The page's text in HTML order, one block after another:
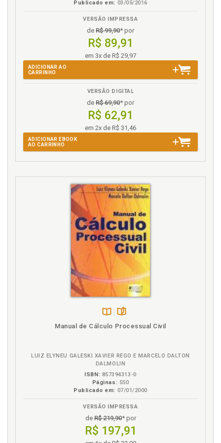
massa e o emprego de padrões decisórios no Brasil,
Fragilidades da teorização sobre precedentes na
atividade jurisdicional brasileira, p. 247
Habermas. Notas conceituais sobre legitimidade em
Habermas. Teoria discursiva do direito de Jürgen
Habermas, p. 128
Hermenêutica. Reconstrução do constitucionalismo
na interpretação jurídica do estado democrático, p.
Implementação de técnicas com precedentes
judiciais na solução de demandas de massa, p. 223
Improcedência. Sentença liminar de improcedência
e súmula obstativa de recurso, p. 180
Incidente de resolução de demandas repetitivas, p.
Influência do neoliberalismo na reconstrução do
processo jurisdicional brasileiro, p. 95
Instrumentos destinados a alcançar maior
estabilidade para as decisões judiciais, direcionados
Inteligência artificial. Notas sobre o emprego da
Interpretação jurídica. Confronto de paradigmas, p.
Juizados Especiais Federais. Pedido de
uniformização nos Juizados Especiais Federais, p.
Publicado em: 03/05/2016
VERSÃO IMPRESSA
de R$ 99,90* por
R$ 89,91
em 3x de R$ 29,97
ADICIONAR AO
CARRINHO
VERSÃO DIGITAL
de R$ 69,90* por
R$ 62,91
em 2x de R$ 31,46
ADICIONAR EBOOK
AO CARRINHO
Disponível
Manual de Cálculo Processual Civil
LUIZ ELYNEU GALESKI XAVIER REGO E MARCELO DALTON
DALMOLIN
ISBN: 857394313-0
Páginas: 550
Publicado em: 07/01/2000
VERSÃO IMPRESSA
deR$ 219,90* por
R$ 197,91